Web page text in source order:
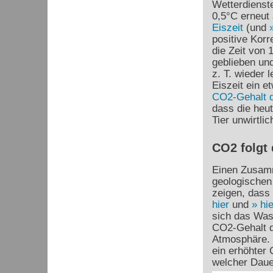
0,5°C
Eiszeit(und
positive
die Zeit von
geblieben
z. T. wieder
Eiszeit ein
CO2-Gehalt
dass die
Tier
CO2 folgt
Einen
zeigen, dass
hierund
sich das
CO2-Gehalt
Atmosphäre.
ein erhöhter
welcher